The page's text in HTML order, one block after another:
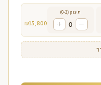
תינוק (0-2)
0
₪15,800